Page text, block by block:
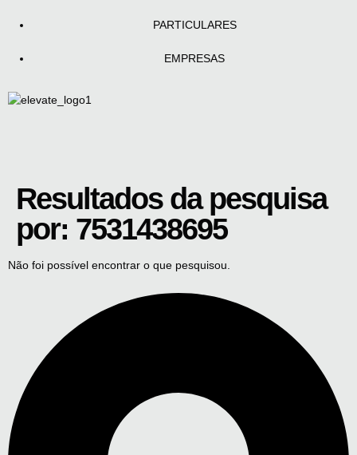
PARTICULARES
EMPRESAS
Resultados da pesquisa
por: 7531438695
Não foi possível encontrar o que pesquisou.